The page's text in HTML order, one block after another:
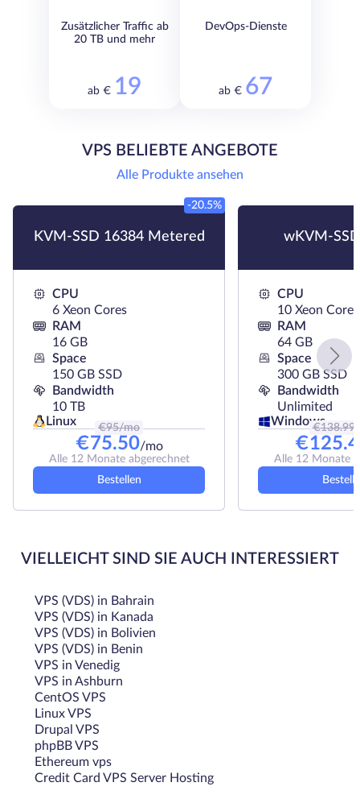
Zusätzlicher Traffic ab
20 TB und mehr
ab € 19
DevOps-Dienste
ab € 67
VPS BELIEBTE ANGEBOTE
Alle Produkte ansehen
KVM-SSD 16384 Metered
-20.5%
CPU
6 Xeon Cores
RAM
16 GB
Space
150 GB SSD
Bandwidth
10 TB
Linux
€95/mo
€75.50/mo
Alle 12 Monate abgerechnet
Bestellen
wKVM-
CPU
10 Xeon Cores
RAM
64 GB
Space
300 GB SSD
Bandwidth
Unlimited
Windows
€138.99
€
Alle 12 Monate
VIELLEICHT SIND SIE AUCH INTERESSIERT
VPS (VDS) in Bahrain
VPS (VDS) in Kanada
VPS (VDS) in Bolivien
VPS (VDS) in Benin
VPS in Venedig
VPS in Ashburn
CentOS VPS
Linux VPS
Drupal VPS
phpBB VPS
Ethereum vps
Credit Card VPS Server Hosting